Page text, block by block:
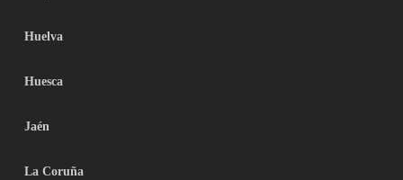
Huelva
Huesca
Jaén
La Coruña